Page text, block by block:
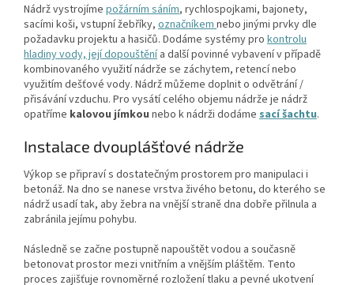
Nádrž vystrojíme požárním sáním, rychlospojkami, bajonety,
sacími koši, vstupní žebříky, označníkem nebo jinými prvky dle
požadavku projektu a hasičů. Dodáme systémy pro kontrolu
hladiny vody, její dopouštěnía další povinné vybavení v případě
kombinovaného využití nádrže se záchytem, retencí nebo
využitím dešťové vody. Nádrž můžeme doplnit o odvětrání /
přisávání vzduchu. Pro vysátí celého objemu nádrže je nádrž
opatříme kalovou jímkou nebo k nádrži dodáme sací šachtu.
Instalace dvouplášťové nádrže
Výkop se připraví s dostatečným prostorem pro manipulaci i
betonáž. Na dno se nanese vrstva živého betonu, do kterého se
nádrž usadí tak, aby žebra na vnější straně dna dobře přilnula a
zabránila jejímu pohybu.
Následně se začne postupně napouštět vodou a současně
betonovat prostor mezi vnitřním a vnějším pláštěm. Tento
proces zajišťuje rovnoměrné rozložení tlaku a pevné ukotvení